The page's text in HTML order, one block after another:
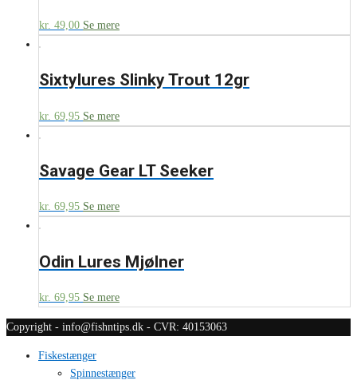
kr. 49,00 Se mere
Sixtylures Slinky Trout 12gr
kr. 69,95 Se mere
Savage Gear LT Seeker
kr. 69,95 Se mere
Odin Lures Mjølner
kr. 69,95 Se mere
Copyright - info@fishntips.dk - CVR: 40153063
Fiskestænger
Spinnestænger